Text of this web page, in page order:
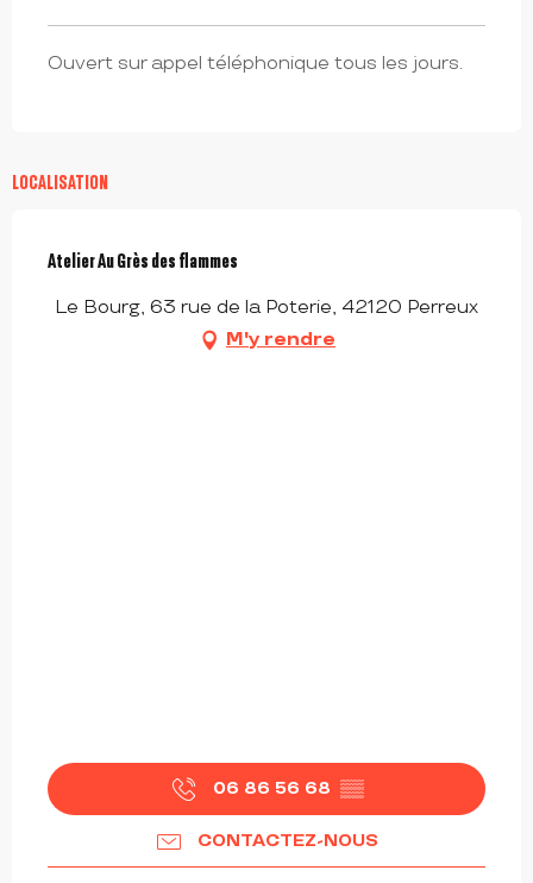
Ouvert sur appel téléphonique tous les jours.
LOCALISATION
Atelier Au Grès des flammes
Le Bourg, 63 rue de la Poterie, 42120 Perreux
M'y rendre
06 86 56 68 ▒▒
CONTACTEZ-NOUS